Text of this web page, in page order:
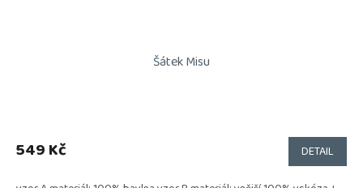
Šátek Misu
549 Kč DETAIL